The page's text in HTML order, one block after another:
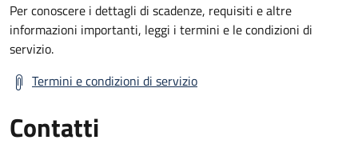
Per conoscere i dettagli di scadenze, requisiti e altre
informazioni importanti, leggi i termini e le condizioni di
servizio.
Termini e condizioni di servizio
Contatti